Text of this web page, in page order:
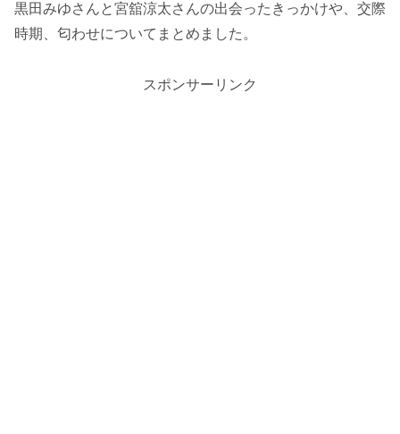
黒田みゆさんと宮舘涼太さんの出会ったきっかけや、交際
時期、匂わせについてまとめました。
スポンサーリンク